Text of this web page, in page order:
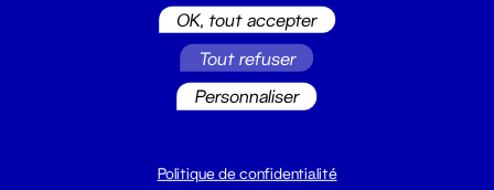
Du lundi au vendredi 14h → 18h
OK, tout accepter
Tout refuser
Personnaliser
Politique de confidentialité